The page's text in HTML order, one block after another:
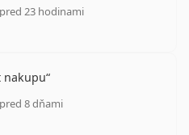
23 hodinami
5 z 5
nakupu
8 dňami
4 z 5